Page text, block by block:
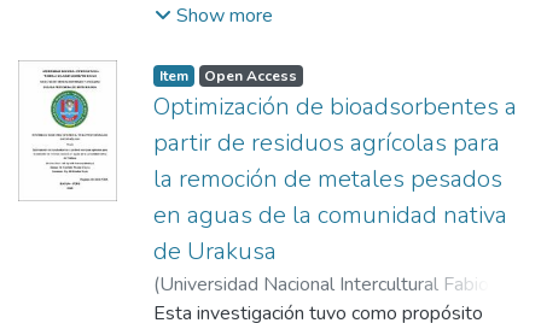
sobrevivir a tratamientos convencionales.
alerta sanitaria, donde la presencia de
genes que confieren resistencia a fármacos
se ha vuelto cada vez más común en
ecosistemas acuáticos, incluidas las fuentes
de abastecimiento humano. En este estudio,
se evaluó la presencia de genes de
resistencia a antibióticos y los parámetros
fisicoquímicos en muestras de agua
provenientes de diferentes puntos en la
Show more
Item Open Access
Optimización de bioadsorbentes a
partir de residuos agrícolas para
la remoción de metales pesados
en aguas de la comunidad nativa
de Urakusa
(Universidad Nacional Intercultural Fabiola
Salazar Leguía de Bagua,2025-12-15)
Esta investigación tuvo como propósito